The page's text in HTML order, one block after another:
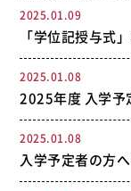
2025.01.09
「学位記授与式
2025.01.08
2025年度 入学予
2025.01.08
入学予定者の方